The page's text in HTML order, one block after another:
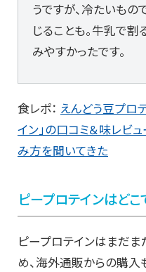
うですが、冷たいも
じることも。牛乳で
みやすかったです。
食レポ： えんどう豆プロ
イン」の口コミ＆味レビ
み方を聞いてきた
ピープロテインはどこ
ピープロテインはまだ
め、海外通販からの購入